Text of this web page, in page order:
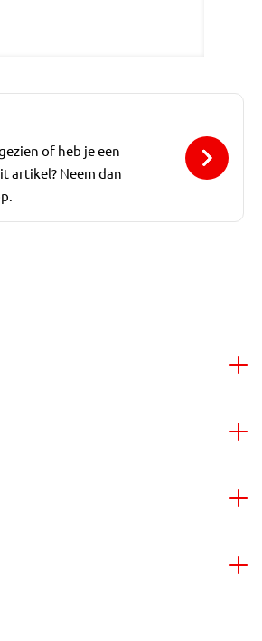
of heb je een
artikel? Neem dan